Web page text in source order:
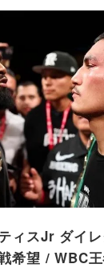
ィスJr ダイ
希望 / WBC